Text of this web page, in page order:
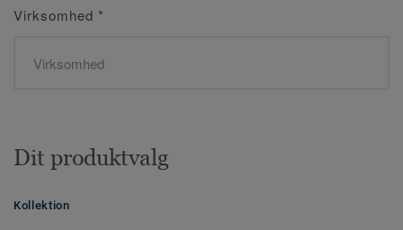
Virksomhed *
Dit produktvalg
Kollektion